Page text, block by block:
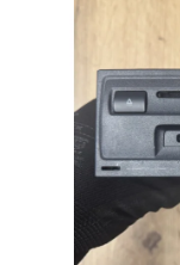
hvězdiček.